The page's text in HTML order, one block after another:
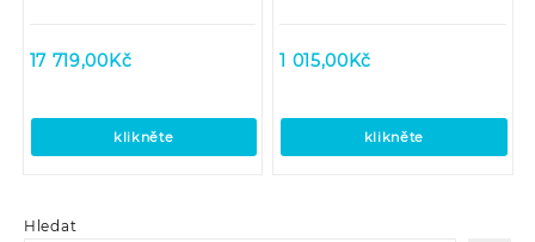
Hledat
17 719,00 Kč
klikněte
1 015,00 Kč
klikněte